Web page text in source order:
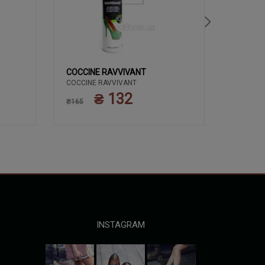
COCCINE RAVVIVANT
COCCINE RAVVIVANT
₴165 ₴ 132
INSTAGRAM